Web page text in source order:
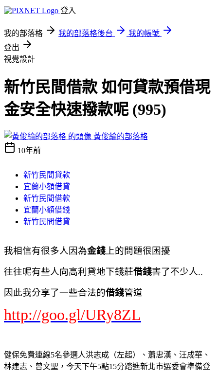
登入
我的部落格 我的部落格後台
我的帳號
登出
視覺設計
新竹民間借款 如何貸款預借現
金安全快速撥款呢 (995)
黃俊綸的部落格
10年前
新竹民間貸款
宜蘭小額借貸
新竹民間借款
宜蘭小額借錢
新竹民間借貸
我相信有很多人因為金錢 上的問題很困擾
往往呢有些人向高利貸地下錢莊借錢害了不少人..
因此我分享了一些合法的借錢管道
http://goo.gl/URy8ZL
健保免費連線5名參選人洪志成（左起）、蕭忠漢、汪成華、
林建志、曾文聖，今天下午5點15分踏進新北市選委會準備登